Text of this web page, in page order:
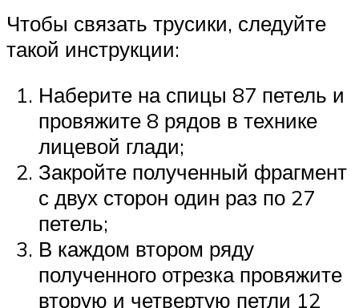
Чтобы связать трусики, следуйте
такой инструкции:
Наберите на спицы 87 петель и
провяжите 8 рядов в технике
лицевой глади;
Закройте полученный фрагмент
с двух сторон один раз по 27
петель;
В каждом втором ряду
полученного отрезка провяжите
вторую и четвертую петли 12